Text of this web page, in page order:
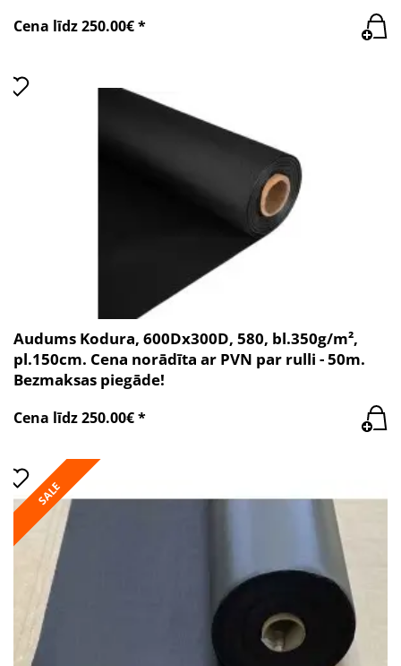
Cena līdz 250.00€ *
Audums Kodura, 600Dx300D, 580, bl.350g/m²,
pl.150cm. Cena norādīta ar PVN par rulli - 50m.
Bezmaksas piegāde!
Cena līdz 250.00€ *
SALE